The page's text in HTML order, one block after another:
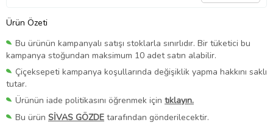
Ürün Özeti
Bu ürünün kampanyalı satışı stoklarla sınırlıdır. Bir tüketici bu
kampanya stoğundan maksimum 10 adet satın alabilir.
Çiçeksepeti kampanya koşullarında değişiklik yapma hakkını saklı
tutar.
Ürünün iade politikasını öğrenmek için tıklayın.
Bu ürün SİVAS GÖZDE tarafından gönderilecektir.